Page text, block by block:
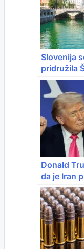
Slovenija
pridružila
pozivu
korake ka
genocida u
Donald
da je Iran
predati
SAD-u:
mirovnog